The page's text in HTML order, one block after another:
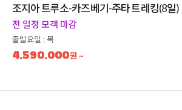
조지아 트루소-카즈베기-주타 트레킹(8일)
전 일정 모객 마감
출발요일 : 목
4,590,000원 ~